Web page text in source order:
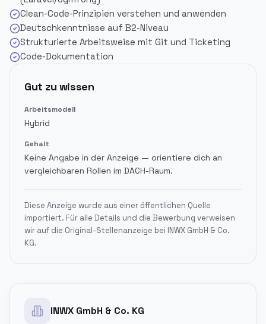
Clean-Code-Prinzipien verstehen und anwenden
Deutschkenntnisse auf B2-Niveau
Strukturierte Arbeitsweise mit Git und Ticketing
Code-Dokumentation
Gut zu wissen
Arbeitsmodell
Hybrid
Gehalt
Keine Angabe in der Anzeige — orientiere dich an
vergleichbaren Rollen im DACH-Raum.
Diese Anzeige wurde aus einer öffentlichen Quelle
importiert. Für alle Details und die Bewerbung verweisen
wir auf die Original-Stellenanzeige bei INWX GmbH & Co.
KG.
INWX GmbH & Co. KG